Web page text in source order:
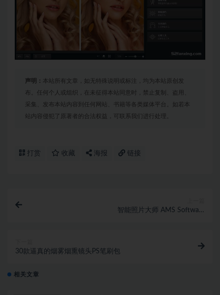
声明： 本站所有文章，如无特殊说明或标注，均为本站原创发
布。任何个人或组织，在未征得本站同意时，禁止复制、盗用、
采集、发布本站内容到任何网站、书籍等各类媒体平台。如若本
站内容侵犯了原著者的合法权益，可联系我们进行处理。
打赏 收藏 海报 链接
智能照片大师 AMS Software
30款逼真的烟雾烟熏镜头PS笔刷包
相关文章